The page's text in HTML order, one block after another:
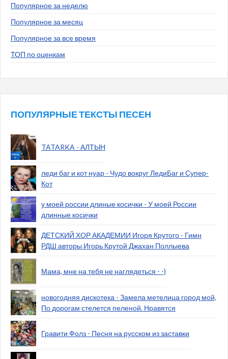
Популярное за неделю
Популярное за месяц
Популярное за все время
ТОП по оценкам
ПОПУЛЯРНЫЕ ТЕКСТЫ ПЕСЕН
TATARKA - АЛТЫН
леди баг и кот нуар - Чудо вокруг ЛедиБаг и Супер-
Кот
у моей россии длиные косички - У моей России
длинные косички
ДЕТСКИЙ ХОР АКАДЕМИИ Игоря Крутого - Гимн
РДШ авторы Игорь Крутой Джахан Поллыева
Мама, мне на тебя не наглядеться - -)
новогодняя дискотека - Замела метелица город мой,
По дорогам стелется пеленой. Нравятся
Гравити Фолз - Песня на русском из заставки